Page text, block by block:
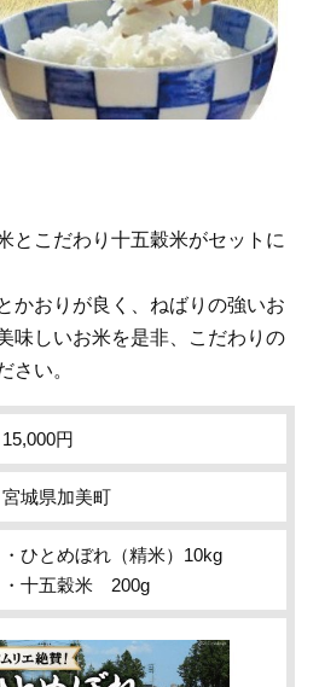
とこだわり十五穀米がセットに
かおりが良く、ねばりの強いお
味しいお米を是非、こだわりの
さい。
15,000円
宮城県加美町
・ひとめぼれ（精米）10kg
・十五穀米 200g